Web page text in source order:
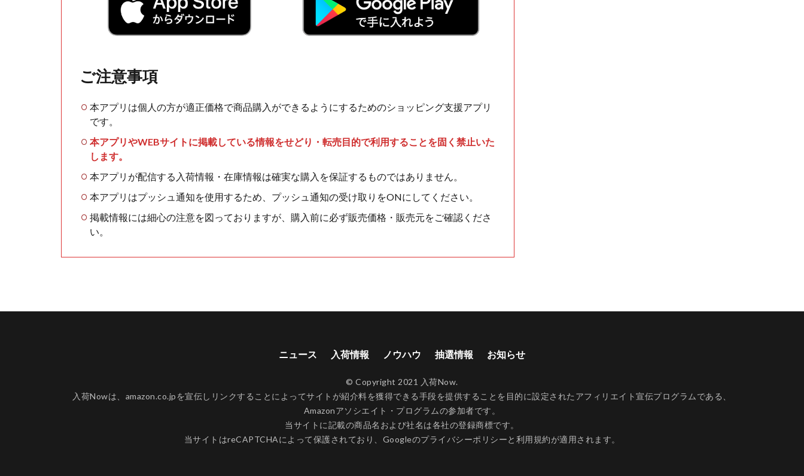
ご注意事項
本アプリは個人の方が適正価格で商品購入ができるようにするためのショッピング支援アプリ
です。
本アプリやWEBサイトに掲載している情報をせどり・転売目的で利用することを固く禁止いた
します。
本アプリが配信する入荷情報・在庫情報は確実な購入を保証するものではありません。
本アプリはプッシュ通知を使用するため、プッシュ通知の受け取りをONにしてください。
掲載情報には細心の注意を図っておりますが、購入前に必ず販売価格・販売元をご確認くださ
い。
ニュース 入荷情報 ノウハウ 抽選情報 お知らせ
© Copyright 2021 入荷Now.
入荷Nowは、amazon.co.jpを宣伝しリンクすることによってサイトが紹介料を獲得できる手段を提供することを目的に設定されたアフィリエイト宣伝プログラムである、
Amazonアソシエイト・プログラムの参加者です。
当サイトに記載の商品名および社名は各社の登録商標です。
当サイトはreCAPTCHAによって保護されており、Googleのプライバシーポリシーと 利用規約が適用されます。